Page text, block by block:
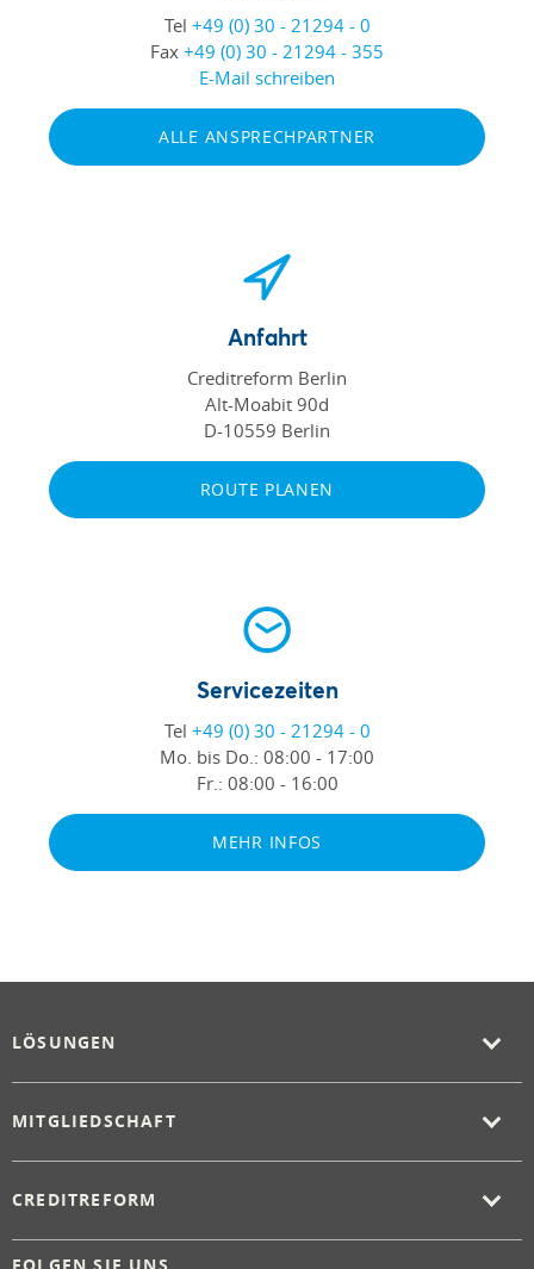
Tel +49 (0) 30 - 21294 - 0
Fax +49 (0) 30 - 21294 - 355
E-Mail schreiben
ALLE ANSPRECHPARTNER
Anfahrt
Creditreform Berlin
Alt-Moabit 90d
D-10559 Berlin
ROUTE PLANEN
Servicezeiten
Tel +49 (0) 30 - 21294 - 0
Mo. bis Do.: 08:00 - 17:00
Fr.: 08:00 - 16:00
MEHR INFOS
LÖSUNGEN
MITGLIEDSCHAFT
CREDITREFORM
FOLGEN SIE UNS